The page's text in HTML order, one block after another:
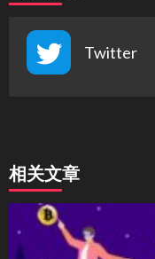
Twitter
相关文章